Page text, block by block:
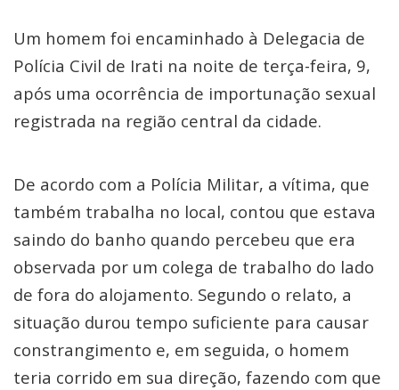
Um homem foi encaminhado à Delegacia de
Polícia Civil de Irati na noite de terça-feira, 9,
após uma ocorrência de importunação sexual
registrada na região central da cidade.
De acordo com a Polícia Militar, a vítima, que
também trabalha no local, contou que estava
saindo do banho quando percebeu que era
observada por um colega de trabalho do lado
de fora do alojamento. Segundo o relato, a
situação durou tempo suficiente para causar
constrangimento e, em seguida, o homem
teria corrido em sua direção, fazendo com que